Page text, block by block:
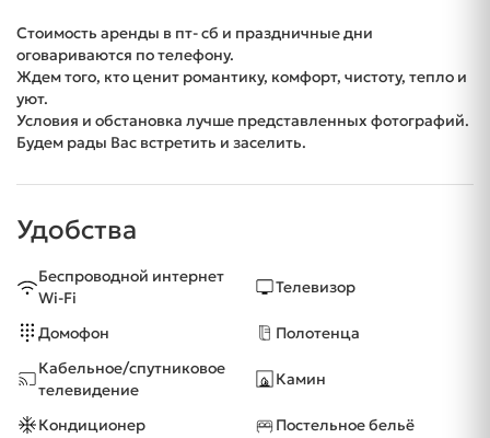
Стоимость аренды в пт- сб и праздничные дни
оговариваются по телефону.
Ждем того, кто ценит романтику, комфорт, чистоту, тепло и
уют.
Условия и обстановка лучше представленных фотографий.
Будем рады Вас встретить и заселить.
Удобства
Беспроводной интернет
Wi-Fi
Телевизор
Домофон
Полотенца
Кабельное/спутниковое
телевидение
Камин
Кондиционер
Постельное бельё